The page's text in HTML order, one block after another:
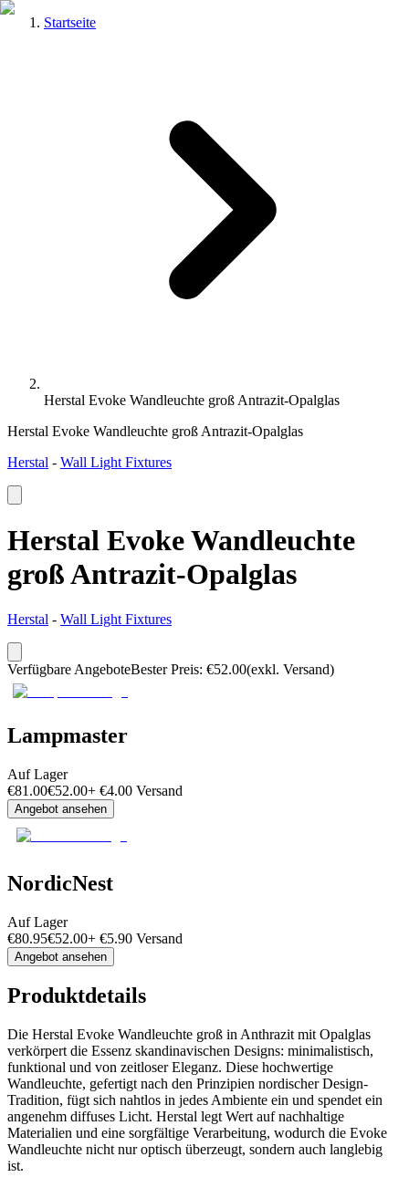
Startseite
Herstal Evoke Wandleuchte groß Antrazit-Opalglas
Herstal Evoke Wandleuchte groß Antrazit-Opalglas
Herstal - Wall Light Fixtures
Herstal Evoke Wandleuchte
groß Antrazit-Opalglas
Herstal - Wall Light Fixtures
Verfügbare AngeboteBester Preis: €52.00(exkl. Versand)
Lampmaster
Auf Lager
€81.00€52.00+ €4.00 Versand
Angebot ansehen
NordicNest
Auf Lager
€80.95€52.00+ €5.90 Versand
Angebot ansehen
Produktdetails
Die Herstal Evoke Wandleuchte groß in Anthrazit mit Opalglas
verkörpert die Essenz skandinavischen Designs: minimalistisch,
funktional und von zeitloser Eleganz. Diese hochwertige
Wandleuchte, gefertigt nach den Prinzipien nordischer Design-
Tradition, fügt sich nahtlos in jedes Ambiente ein und spendet ein
angenehm diffuses Licht. Herstal legt Wert auf nachhaltige
Materialien und eine sorgfältige Verarbeitung, wodurch die Evoke
Wandleuchte nicht nur optisch überzeugt, sondern auch langlebig
ist.